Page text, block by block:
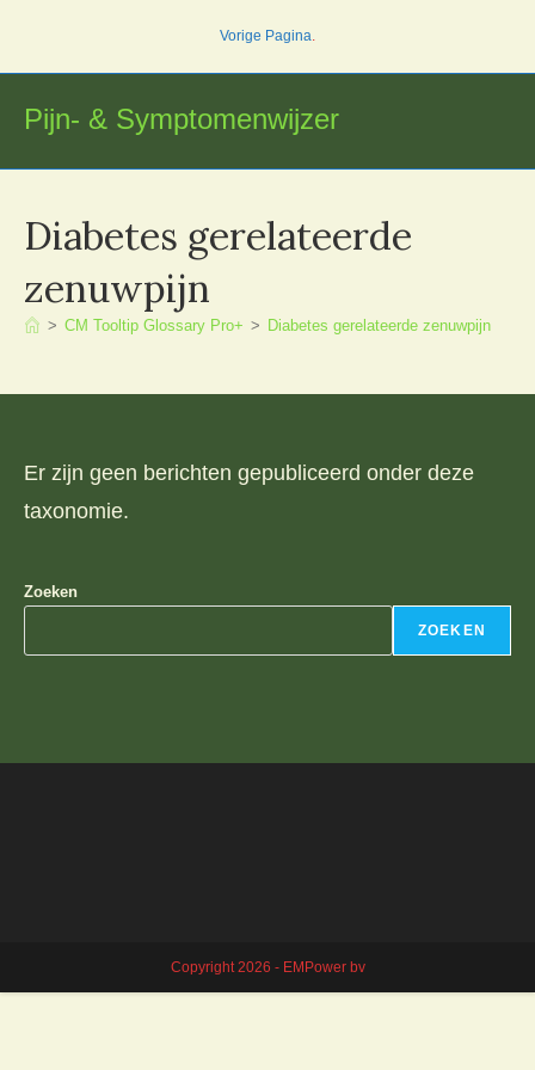
inhoud
Vorige Pagina.
Pijn- & Symptomenwijzer
Diabetes gerelateerde
zenuwpijn
> CM Tooltip Glossary Pro+ > Diabetes gerelateerde zenuwpijn
Er zijn geen berichten gepubliceerd onder deze
taxonomie.
Zoeken
ZOEKEN
Copyright 2026 - EMPower bv